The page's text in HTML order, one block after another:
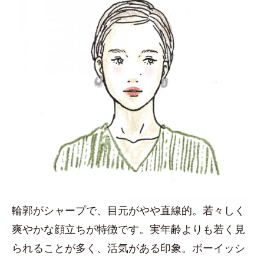
輪郭がシャープで、目元がやや直線的。若々しく
爽やかな顔立ちが特徴です。実年齢よりも若く見
られることが多く、活気がある印象。ボーイッシ